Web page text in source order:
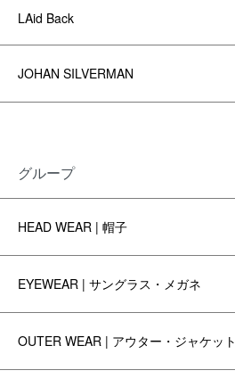
LAid Back
JOHAN SILVERMAN
グループ
HEAD WEAR | 帽子
EYEWEAR | サングラス・メガネ
OUTER WEAR | アウター・ジャケット